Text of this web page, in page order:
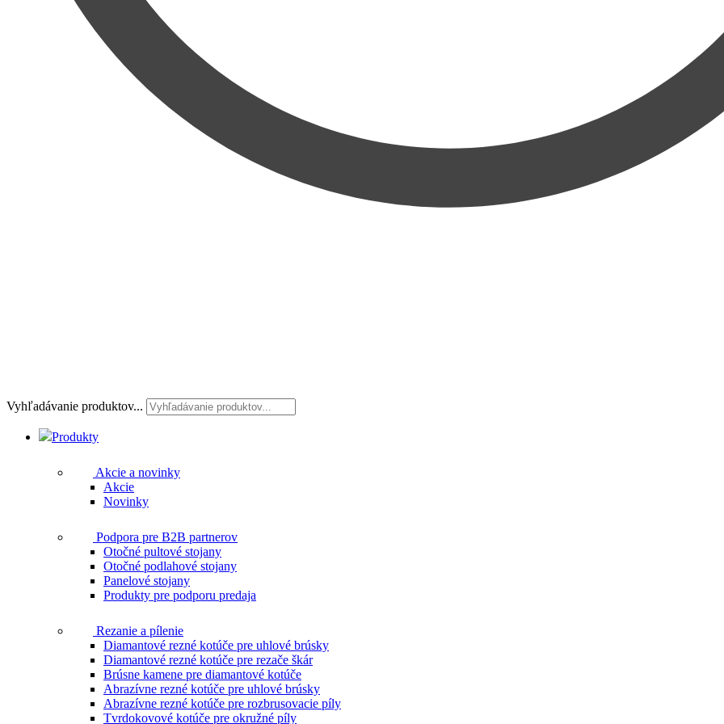
Vyhľadávanie produktov...
Produkty
Akcie a novinky
Akcie
Novinky
Podpora pre B2B partnerov
Otočné pultové stojany
Otočné podlahové stojany
Panelové stojany
Produkty pre podporu predaja
Rezanie a pílenie
Diamantové rezné kotúče pre uhlové brúsky
Diamantové rezné kotúče pre rezače škár
Brúsne kamene pre diamantové kotúče
Abrazívne rezné kotúče pre uhlové brúsky
Abrazívne rezné kotúče pre rozbrusovacie píly
Tvrdokovové kotúče pre okružné píly